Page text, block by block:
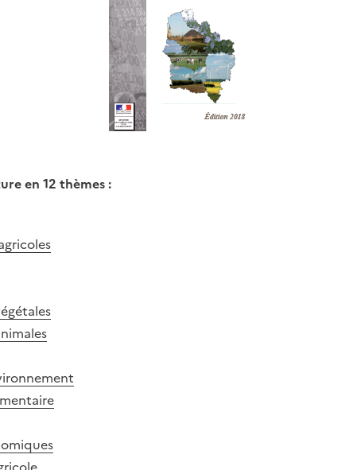
en 12 thèmes :